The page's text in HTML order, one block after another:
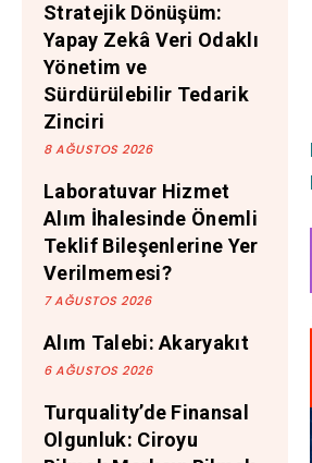
Stratejik Dönüşüm:
Yapay Zekâ Veri Odaklı
Yönetim ve
Sürdürülebilir Tedarik
Zinciri
8 AĞUSTOS 2026
Laboratuvar Hizmet
Alım İhalesinde Önemli
Teklif Bileşenlerine Yer
Verilmemesi?
7 AĞUSTOS 2026
Alım Talebi: Akaryakıt
6 AĞUSTOS 2026
Turquality’de Finansal
Olgunluk: Ciroyu